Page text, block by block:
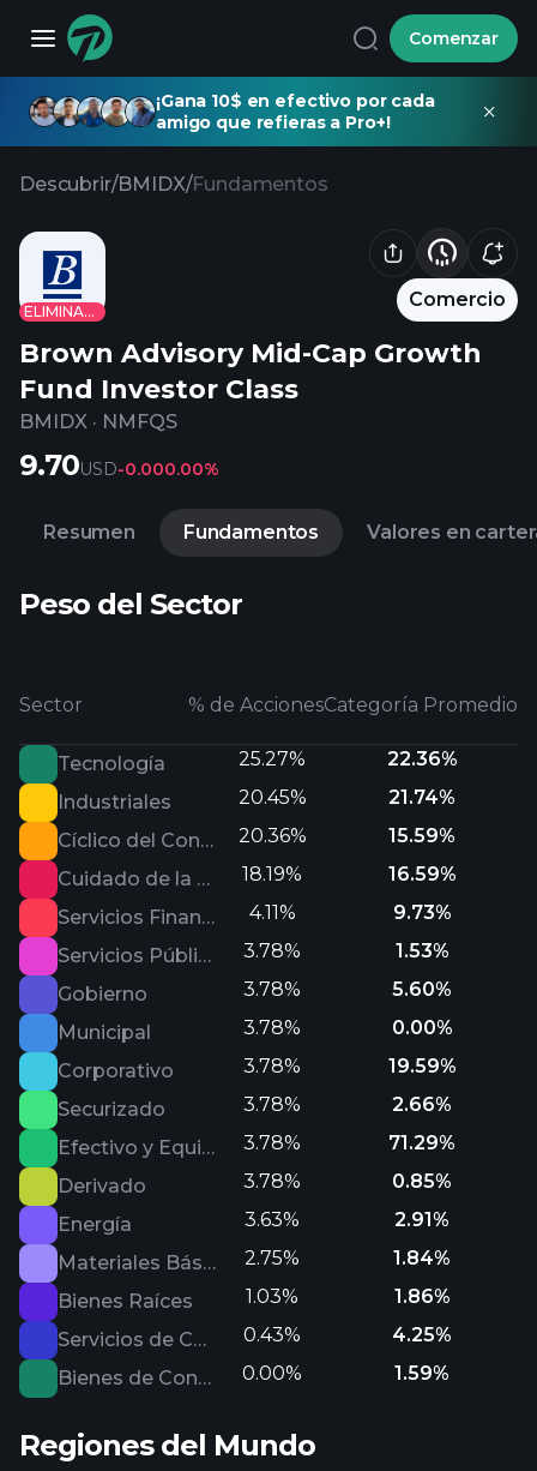
Comenzar
¡Gana 10$ en efectivo por cada
amigo que refieras a Pro+!
Descubrir/BMIDX/Fundamentos
ELIMINADO
Comercio
Brown Advisory Mid-Cap Growth
Fund Investor Class
BMIDX · NMFQS
9.70USD-0.000.00%
Resumen Fundamentos Valores en
Peso del Sector
Sector % de AccionesCategoría Promedio
Tecnología 25.27%
22.36%
Industriales
20.45%
21.74%
Cíclico del Consumo
20.36%
15.59%
Cuidado de la Salud
18.19%
16.59%
Servicios Financieros
4.11%
9.73%
Servicios Públicos
3.78%
1.53%
Gobierno
3.78%
5.60%
Municipal
3.78%
0.00%
Corporativo
3.78%
19.59%
Securizado
3.78%
2.66%
Efectivo y Equivalentes
3.78%
71.29%
Derivado
3.78%
0.85%
Energía
3.63%
2.91%
Materiales Básicos
2.75%
1.84%
Bienes Raíces
1.03%
1.86%
Servicios de Comunicación
0.43%
4.25%
Bienes de Consumo Defensivo
0.00% 1.59%
Regiones del Mundo